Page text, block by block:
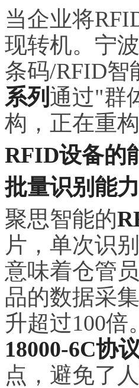
当企业将
现转机。宁
条码/RFID智
系列 通过"群
构，正在重
RFID设备的
批量识别能
聚思智能的
片，单次识
意味着仓管
品的数据采
升超过100
18000-6C协议
点，避免了